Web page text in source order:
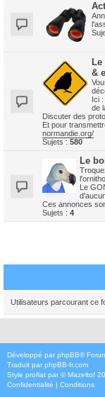
&
Ici
de
Discuter des
Et pour
normandie.org/
Sujets : 580
Le
Le
Ces annonces
Sujets : 4
Utilisateurs parcourant ce
Développé par phpBB®
Traduit par phpBB-fr.com
Style proflat par ©Mazeltof
Confidentialité | Conditions